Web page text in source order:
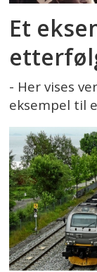
Et
- Her vises
eksempel til